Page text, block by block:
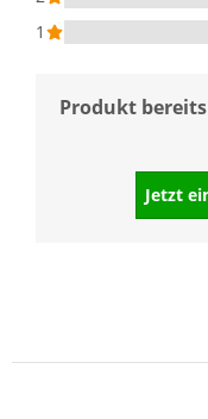
1
Produkt
Jetzt